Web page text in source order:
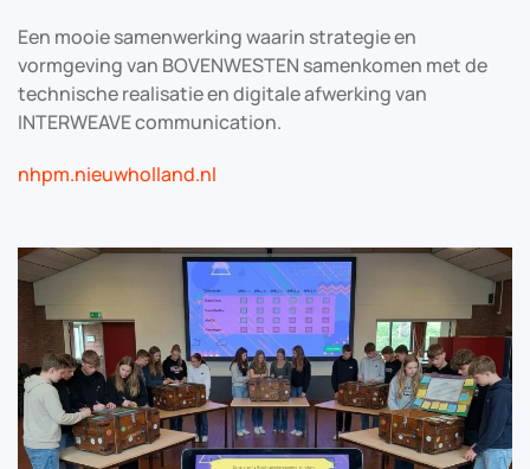
Een mooie samenwerking waarin strategie en
vormgeving van BOVENWESTEN samenkomen met de
technische realisatie en digitale afwerking van
INTERWEAVE communication.
nhpm.nieuwholland.nl